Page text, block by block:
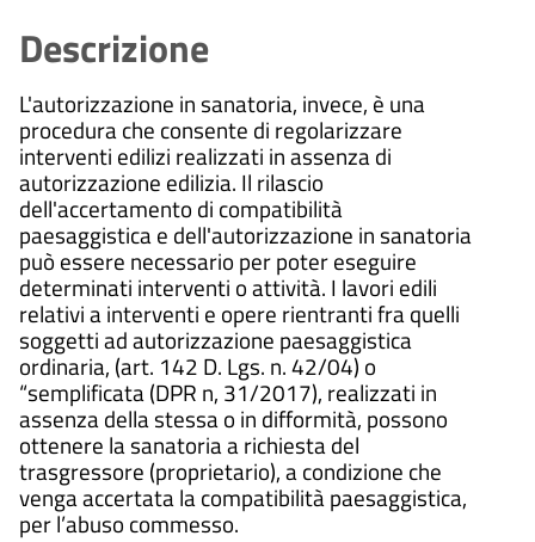
Descrizione
L'autorizzazione in sanatoria, invece, è una
procedura che consente di regolarizzare
interventi edilizi realizzati in assenza di
autorizzazione edilizia. Il rilascio
dell'accertamento di compatibilità
paesaggistica e dell'autorizzazione in sanatoria
può essere necessario per poter eseguire
determinati interventi o attività. I lavori edili
relativi a interventi e opere rientranti fra quelli
soggetti ad autorizzazione paesaggistica
ordinaria, (art. 142 D. Lgs. n. 42/04) o
“semplificata (DPR n, 31/2017), realizzati in
assenza della stessa o in difformità, possono
ottenere la sanatoria a richiesta del
trasgressore (proprietario), a condizione che
venga accertata la compatibilità paesaggistica,
per l’abuso commesso.